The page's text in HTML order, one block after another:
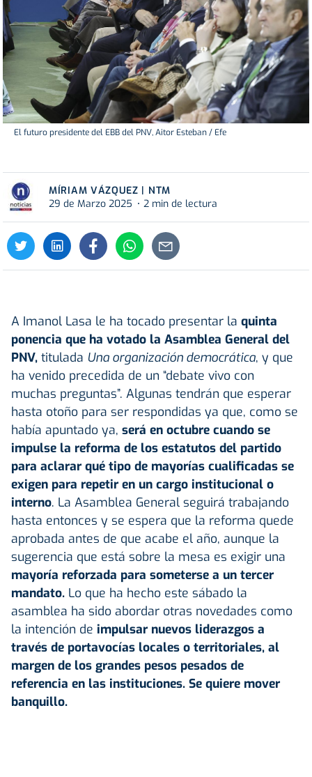
El futuro presidente del EBB del PNV, Aitor Esteban / Efe
MÍRIAM VÁZQUEZ | NTM
29 de Marzo 2025
2 min de lectura
A Imanol Lasa le ha tocado presentar la quinta
ponencia que ha votado la Asamblea General del
PNV, titulada Una organización democrática, y que
ha venido precedida de un “debate vivo con
muchas preguntas”. Algunas tendrán que esperar
hasta otoño para ser respondidas ya que, como se
había apuntado ya, será en octubre cuando se
impulse la reforma de los estatutos del partido
para aclarar qué tipo de mayorías cualificadas se
exigen para repetir en un cargo institucional o
interno. La Asamblea General seguirá trabajando
hasta entonces y se espera que la reforma quede
aprobada antes de que acabe el año, aunque la
sugerencia que está sobre la mesa es exigir una
mayoría reforzada para someterse a un tercer
mandato. Lo que ha hecho este sábado la
asamblea ha sido abordar otras novedades como
la intención de impulsar nuevos liderazgos a
través de portavocías locales o territoriales, al
margen de los grandes pesos pesados de
referencia en las instituciones. Se quiere mover
banquillo.